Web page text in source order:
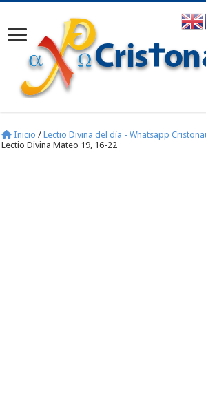
Inicio / Lectio Divina del día - Whatsapp
Lectio Divina Mateo 19, 16-22